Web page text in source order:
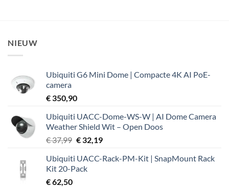
NIEUW
Ubiquiti G6 Mini Dome | Compacte 4K AI PoE-
camera
€ 350,90
Ubiquiti UACC-Dome-WS-W | AI Dome Camera
Weather Shield Wit – Open Doos
€37,99 Oorspronkelijke
was:
€ 37,99.
€32,19Huidige
is:
Ubiquiti UACC-Rack-PM-Kit | SnapMount Rack
Kit 20-Pack
€62,50